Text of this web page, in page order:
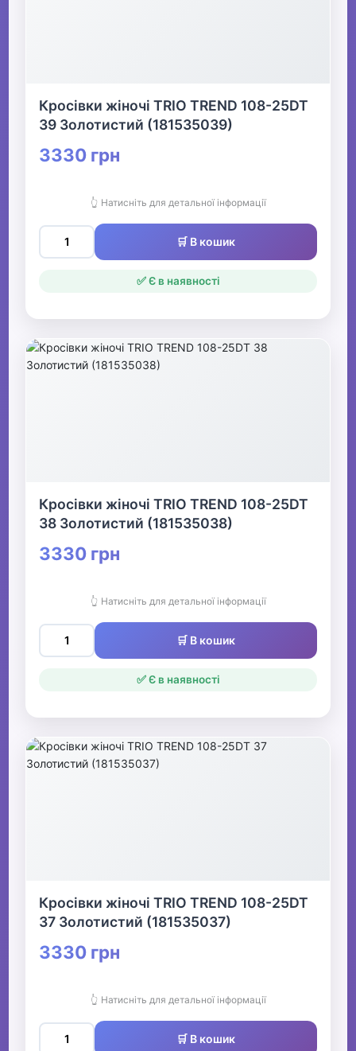
Кросівки жіночі TRIO TREND 108-25DT
39 Золотистий (181535039)
3330 грн
👆 Натисніть для детальної інформації
🛒 В кошик
✅ Є в наявності
Кросівки жіночі TRIO TREND 108-25DT
38 Золотистий (181535038)
3330 грн
👆 Натисніть для детальної інформації
🛒 В кошик
✅ Є в наявності
Кросівки жіночі TRIO TREND 108-25DT
37 Золотистий (181535037)
3330 грн
👆 Натисніть для детальної інформації
🛒 В кошик